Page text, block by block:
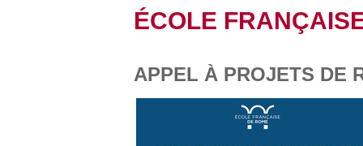
ÉCOLE
APPEL À PROJETS DE